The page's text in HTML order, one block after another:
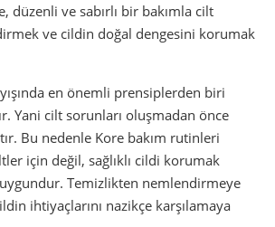
düzenli ve sabırlı bir bakımla cilt
ve cildin doğal dengesini korumak
en önemli prensiplerden biri
Yani cilt sorunları oluşmadan önce
Bu nedenle Kore bakım rutinleri
için değil, sağlıklı cildi korumak
Temizlikten nemlendirmeye
ihtiyaçlarını nazikçe karşılamaya